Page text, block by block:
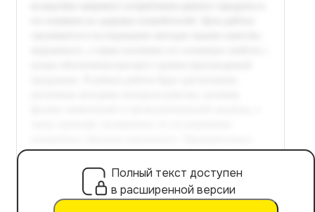
Полный текст доступен
в расширенной версии